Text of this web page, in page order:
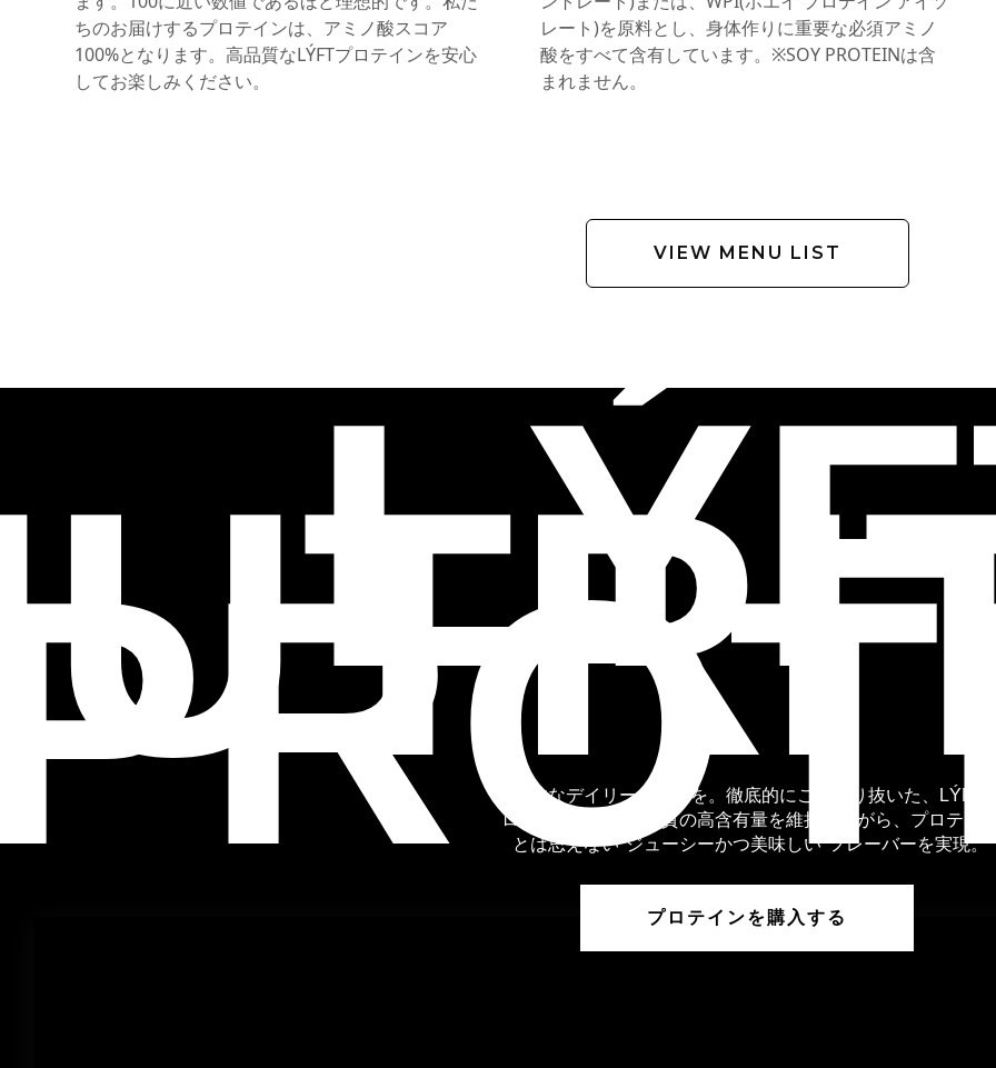
ちのお届けするプロテインは、アミノ酸スコア
100%となります。高品質なLÝFTプロテインを安心
してお楽しみください。
レート)を原料とし、身体作りに重要な必須アミノ
酸をすべて含有しています。※SOY PROTEINは含
まれません。
VIEW MENU LIST
継続的なデイリーユースを。徹底的にこだわり抜いた、LÝFT プ
ロテイン。タンパク質の高含有量を維持しながら、プロテイン
とは思えない"ジューシーかつ美味しい"フレーバーを実現。
プロテインを購入する